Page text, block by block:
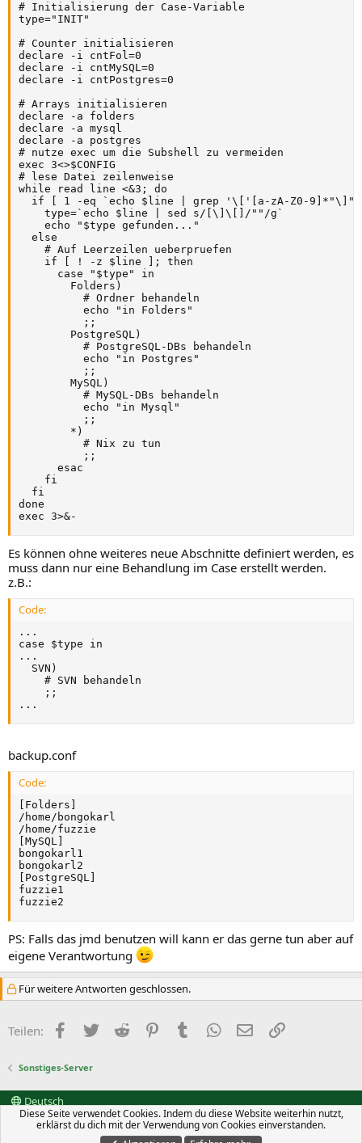
# Initialisierung der Case-Variable
type="INIT"
# Counter initialisieren
declare -i cntFol=0
declare -i cntMySQL=0
declare -i cntPostgres=0
# Arrays initialisieren
declare -a folders
declare -a mysql
declare -a postgres
# nutze exec um die Subshell zu vermeiden
exec 3<>$CONFIG
# lese Datei zeilenweise
while read line <&3; do
if [ 1 -eq `echo $line | grep '\['[a-zA-Z0-9]*"\]"
    type=`echo $line | sed s/[\]\[]/""/g`
    echo "$type gefunden..."
  else
    # Auf Leerzeilen ueberpruefen
    if [ ! -z $line ]; then
      case "$type" in
        Folders)
          # Ordner behandeln
          echo "in Folders"
          ;;
        PostgreSQL)
          # PostgreSQL-DBs behandeln
          echo "in Postgres"
          ;;
        MySQL)
          # MySQL-DBs behandeln
          echo "in Mysql"
          ;;
        *)
          # Nix zu tun
          ;;
      esac
    fi
  fi
done
exec 3>&-
Es können ohne weiteres neue Abschnitte definiert werden, es
muss dann nur eine Behandlung im Case erstellt werden.
z.B.:
Code:
...
case $type in
...
  SVN)
    # SVN behandeln
    ;;
...
backup.conf
Code:
[Folders]
/home/bongokarl
/home/fuzzie
[MySQL]
bongokarl1
bongokarl2
[PostgreSQL]
fuzzie1
fuzzie2
PS: Falls das jmd benutzen will kann er das gerne tun aber auf
eigene Verantwortung
Für weitere Antworten geschlossen.
Teilen: Facebook
TwitterReddit PinterestTumblr WhatsApp
E-MailLink
Sonstiges-Server
Deutsch
Kontakt
Nutzungsbedingungen
Datenschutz
Hilfe und Impressum
Start
R
Diese Seite verwendet Cookies. Indem du diese Website weiterhin nutzt,
erklärst du dich mit der Verwendung von Cookies einverstanden.